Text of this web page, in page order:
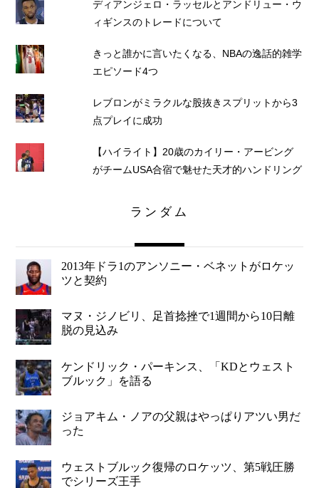
ディアンジェロ・ラッセルとアンドリュー・ウ
ィギンスのトレードについて
きっと誰かに言いたくなる、NBAの逸話的雑学
エピソード4つ
レブロンがミラクルな股抜きスプリットから3
点プレイに成功
【ハイライト】20歳のカイリー・アービング
がチームUSA合宿で魅せた天才的ハンドリング
ランダム
2013年ドラ1のアンソニー・ベネットがロケッ
ツと契約
マヌ・ジノビリ、足首捻挫で1週間から10日離
脱の見込み
ケンドリック・パーキンス、「KDとウェスト
ブルック」を語る
ジョアキム・ノアの父親はやっぱりアツい男だ
った
ウェストブルック復帰のロケッツ、第5戦圧勝
でシリーズ王手